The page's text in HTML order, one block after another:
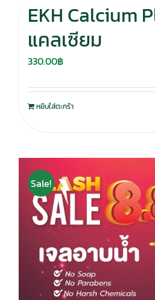
EKH Calcium
แคลเซียม
330.00฿
หยิบใส่ตะกร้า
Sale!